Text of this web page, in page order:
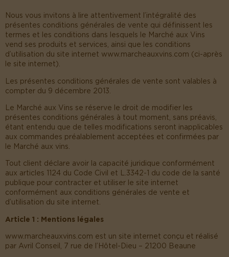
Nous vous invitons à lire attentivement l’intégralité des
présentes conditions générales de vente qui définissent les
termes et les conditions dans lesquels le Marché aux Vins
vend ses produits et services, ainsi que les conditions
d’utilisation du site internet www.marcheauxvins.com (ci-après
le site internet).
Les présentes conditions générales de vente sont valables à
compter du 9 décembre 2013.
Le Marché aux Vins se réserve le droit de modifier les
présentes conditions générales à tout moment, sans préavis,
étant entendu que de telles modifications seront inapplicables
aux commandes préalablement acceptées et confirmées par
le Marché aux vins.
Tout client déclare avoir la capacité juridique conformément
aux articles 1124 du Code Civil et L.3342-1 du code de la santé
publique pour contracter et utiliser le site internet
conformément aux conditions générales de vente et
d’utilisation du site internet.
Article 1 : Mentions légales
www.marcheauxvins.com est un site internet conçu et réalisé
par Avril Conseil, 7 rue de l’Hôtel-Dieu – 21200 Beaune